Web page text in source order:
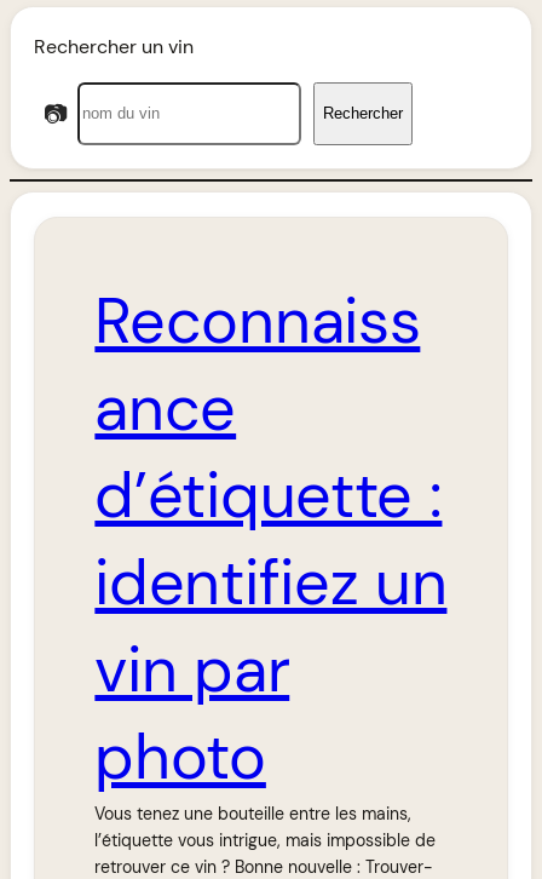
Rechercher un vin
📷 Rechercher
Reconnaiss
ance
d’étiquette :
identifiez un
vin par
photo
Vous tenez une bouteille entre les mains,
l’étiquette vous intrigue, mais impossible de
retrouver ce vin ? Bonne nouvelle : Trouver-